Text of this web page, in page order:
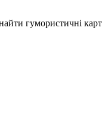
гумористичні